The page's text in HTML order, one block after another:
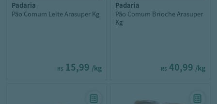
padaria
Pão Comum Leite Arasuper Kg
R$ 15,99 /kg
padaria
Pão Comum Brioche Arasuper
Kg
R$ 40,99 /kg